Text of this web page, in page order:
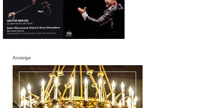
Anzeige